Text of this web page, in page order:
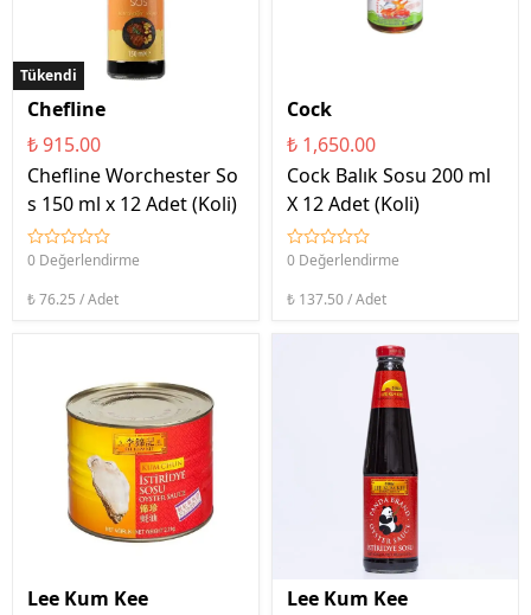
Tükendi
Chefline
₺ 915.00
Chefline Worchester So
s 150 ml x 12 Adet (Koli)
0 Değerlendirme
₺ 76.25 / Adet
Cock
₺ 1,650.00
Cock Balık Sosu 200 ml
X 12 Adet (Koli)
0 Değerlendirme
₺ 137.50 / Adet
Lee Kum Kee
Lee Kum Kee